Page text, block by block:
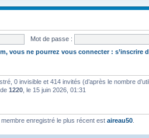
Mot de passe :
vous ne pourrez vous connecter : s’inscrire
0 invisible et 414 invités (d’après le nombre
1220 , le 15 juin 2026, 01:31
membre enregistré le plus récent est aireau50